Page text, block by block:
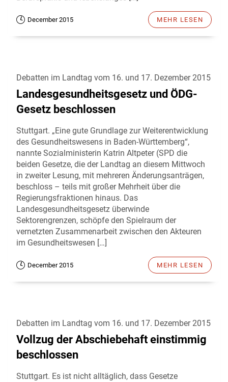
December 2015 MEHR LESEN
Debatten im Landtag vom 16. und 17. Dezember 2015
Landesgesundheitsgesetz und ÖDG-
Gesetz beschlossen
Stuttgart. „Eine gute Grundlage zur Weiterentwicklung
des Gesundheitswesens in Baden-Württemberg“,
nannte Sozialministerin Katrin Altpeter (SPD die
beiden Gesetze, die der Landtag an diesem Mittwoch
in zweiter Lesung, mit mehreren Änderungsanträgen,
beschloss – teils mit großer Mehrheit über die
Regierungsfraktionen hinaus. Das
Landesgesundheitsgesetz überwinde
Sektorengrenzen, schöpfe den Spielraum der
vernetzten Zusammenarbeit zwischen den Akteuren
im Gesundheitswesen […]
December 2015 MEHR LESEN
Debatten im Landtag vom 16. und 17. Dezember 2015
Vollzug der Abschiebehaft einstimmig
beschlossen
Stuttgart. Es ist nicht alltäglich, dass Gesetze